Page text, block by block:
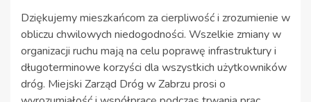
Dziękujemy mieszkańcom za cierpliwość i zrozumienie w
obliczu chwilowych niedogodności. Wszelkie zmiany w
organizacji ruchu mają na celu poprawę infrastruktury i
długoterminowe korzyści dla wszystkich użytkowników
dróg. Miejski Zarząd Dróg w Zabrzu prosi o